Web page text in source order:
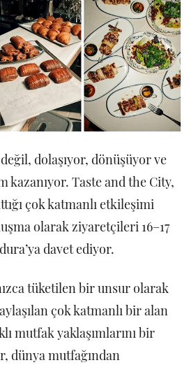
dolaşıyor, dönüşüyor ve
kazanıyor. Taste and the City,
çok katmanlı etkileşimi
olarak ziyaretçileri 16–17
davet ediyor.
tüketilen bir unsur olarak
çok katmanlı bir alan
mutfak yaklaşımlarını bir
dünya mutfağından